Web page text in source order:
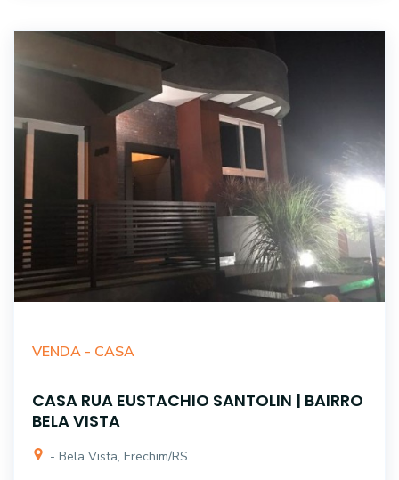
VENDA - CASA
CASA RUA EUSTACHIO SANTOLIN | BAIRRO
BELA VISTA
- Bela Vista, Erechim/RS